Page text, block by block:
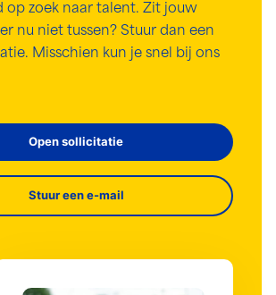
op zoek naar talent. Zit jouw
nu niet tussen? Stuur dan een
Misschien kun je snel bij ons
Open sollicitatie
Stuur een e-mail